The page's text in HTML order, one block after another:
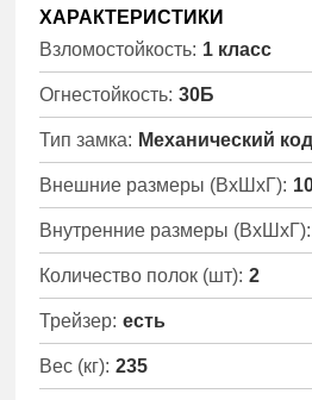
ХАРАКТЕРИСТИКИ
Взломостойкость: 1 класс
Огнестойкость: 30Б
Тип замка: Механический
Внешние размеры (ВхШхГ):
Внутренние размеры (ВхШхГ):
Количество полок (шт): 2
Трейзер: есть
Вес (кг): 235